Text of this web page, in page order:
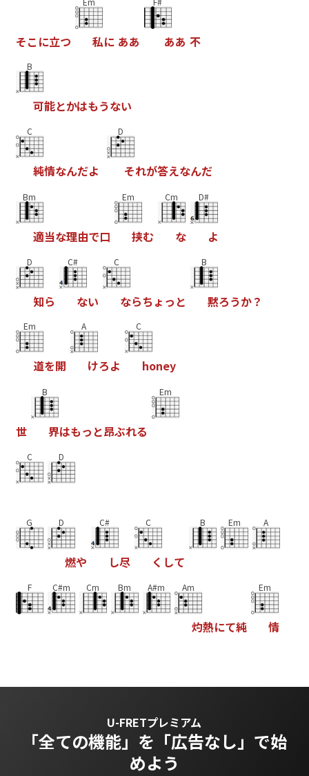
そこ に立つ 私に ああ ああ 不
B
可能とかはもうない
C
純情なんだよ
D
それが答えなんだ
Bm
適当な理由で口
Em
挟む
Cm
な
D#
よ
D
知ら
C#
ない
C
ならちょ っ と
B
黙ろうか？
Em
道を開
A
けろよ
C
honey
世
B
界はもっ と昂ぶれる
Em
C D
G D
燃や
C#
し尽
C
く して
B Em A
F C#m Cm Bm A#m Am
灼熱にて純
Em
情
U-FRETプレミアム
「全ての機能」を 「広告なし」で始
めよう